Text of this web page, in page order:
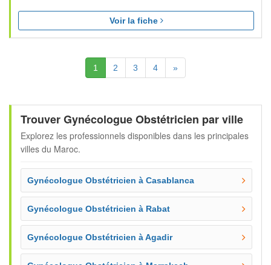
Voir la fiche
1 (Actuelle)
2 3 4 »Suivante
Trouver Gynécologue Obstétricien par ville
Explorez les professionnels disponibles dans les principales
villes du Maroc.
Gynécologue Obstétricien à Casablanca
Gynécologue Obstétricien à Rabat
Gynécologue Obstétricien à Agadir